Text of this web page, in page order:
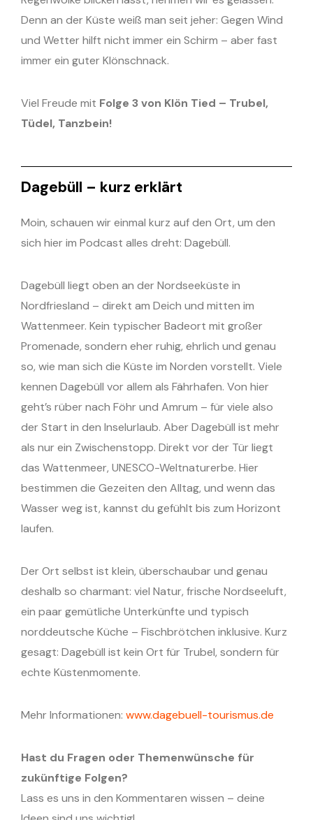
Denn an der Küste weiß man seit jeher: Gegen Wind
und Wetter hilft nicht immer ein Schirm – aber fast
immer ein guter Klönschnack.
Viel Freude mit Folge 3 von Klön Tied – Trubel,
Tüdel, Tanzbein!
Dagebüll – kurz erklärt
Moin, schauen wir einmal kurz auf den Ort, um den
sich hier im Podcast alles dreht: Dagebüll.
Dagebüll liegt oben an der Nordseeküste in
Nordfriesland – direkt am Deich und mitten im
Wattenmeer. Kein typischer Badeort mit großer
Promenade, sondern eher ruhig, ehrlich und genau
so, wie man sich die Küste im Norden vorstellt. Viele
kennen Dagebüll vor allem als Fährhafen. Von hier
geht’s rüber nach Föhr und Amrum – für viele also
der Start in den Inselurlaub. Aber Dagebüll ist mehr
als nur ein Zwischenstopp. Direkt vor der Tür liegt
das Wattenmeer, UNESCO-Weltnaturerbe. Hier
bestimmen die Gezeiten den Alltag, und wenn das
Wasser weg ist, kannst du gefühlt bis zum Horizont
laufen.
Der Ort selbst ist klein, überschaubar und genau
deshalb so charmant: viel Natur, frische Nordseeluft,
ein paar gemütliche Unterkünfte und typisch
norddeutsche Küche – Fischbrötchen inklusive. Kurz
gesagt: Dagebüll ist kein Ort für Trubel, sondern für
echte Küstenmomente.
Mehr Informationen: www.dagebuell-tourismus.de
Hast du Fragen oder Themenwünsche für
zukünftige Folgen?
Lass es uns in den Kommentaren wissen – deine